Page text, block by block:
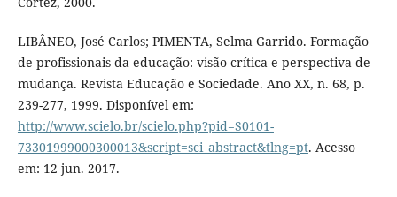
LIBÂNEO, José Carlos; PIMENTA, Selma Garrido. Formação
de profissionais da educação: visão crítica e perspectiva de
mudança. Revista Educação e Sociedade. Ano XX, n. 68, p.
239-277, 1999. Disponível em:
http://www.scielo.br/scielo.php?pid=S0101-
73301999000300013&script=sci_abstract&tlng=pt. Acesso
em: 12 jun. 2017.